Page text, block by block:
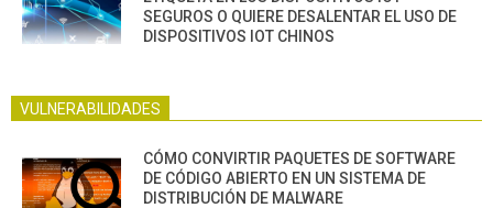
SEGUROS O QUIERE DESALENTAR EL USO DE
DISPOSITIVOS IOT CHINOS
VULNERABILIDADES
CÓMO CONVIRTIR PAQUETES DE SOFTWARE
DE CÓDIGO ABIERTO EN UN SISTEMA DE
DISTRIBUCIÓN DE MALWARE